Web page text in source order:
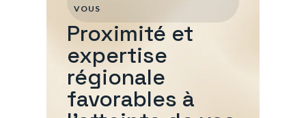
VOUS
Proximité et
expertise
régionale
favorables à